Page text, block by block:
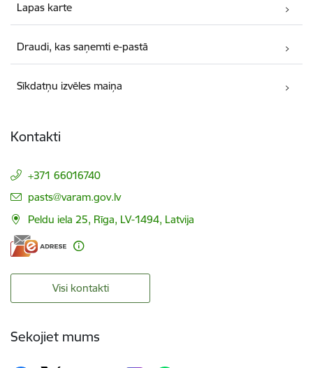
Lapas karte
Draudi, kas saņemti e-pastā
Sīkdatņu izvēles maiņa
Kontakti
+371 66016740
E-pasts:
pasts@varam.gov.lv
Peldu iela 25, Rīga, LV-1494, Latvija
Visi kontakti
Sekojiet mums